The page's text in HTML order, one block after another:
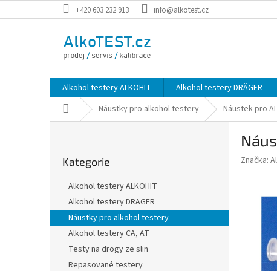
na
+420 603 232 913 info@alkotest.cz
Alkohol testery ALKOHIT Alkohol testery DRÄGER
Domů Náustky pro alkohol testery Náustek pro
n
kategorie
Kategorie
Alkohol testery ALKOHIT
Alkohol testery DRÄGER
Náustky pro alkohol testery
Alkohol testery CA, AT
Testy na drogy ze slin
Repasované testery
Značka: